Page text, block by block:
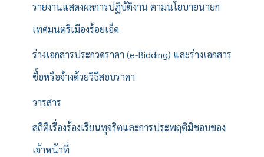
รายงานแสดงผลการปฏิบัติงาน ตามนโยบายนายก
เทศมนตรีเมืองร้อยเอ็ด
ร่างเอกสารประกวดราคา (e-Bidding) และร่างเอกสาร
ซื้อหรือจ้างด้วยวิธีสอบราคา
วารสาร
สถิติเรื่องร้องเรียนทุจริตและการประพฤติมิชอบของ
เจ้าหน้าที่